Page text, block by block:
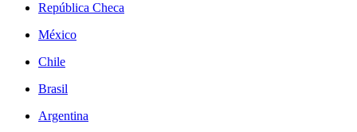
República Checa
México
Chile
Brasil
Argentina